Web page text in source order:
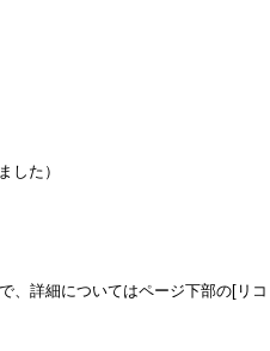
した）
で、詳細についてはページ下部の[リコ